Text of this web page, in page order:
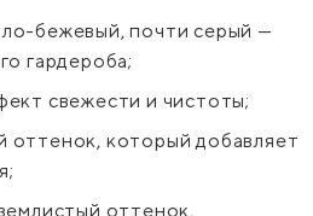
бежевый, почти серый —
гардероба;
свежести и чистоты;
оттенок, который добавляет
оттенок,